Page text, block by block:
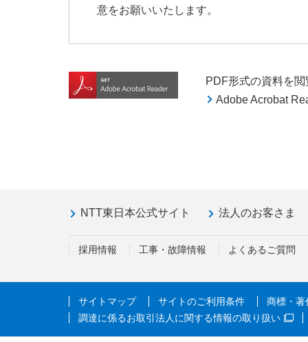
意をお願いいたします。
PDF形式の資料を
Adobe Acrobat
NTT東日本公式サイト 法人のお客さま
採用情報 工事・故障情報 よくあるご質問
サイトマップ サイトのご利用条件
商標・著
調達に係るお取引法人に関する情報の取り扱い